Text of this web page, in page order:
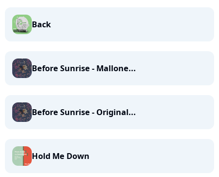
Back
Before Sunrise - Mallone...
Before Sunrise - Original...
Hold Me Down